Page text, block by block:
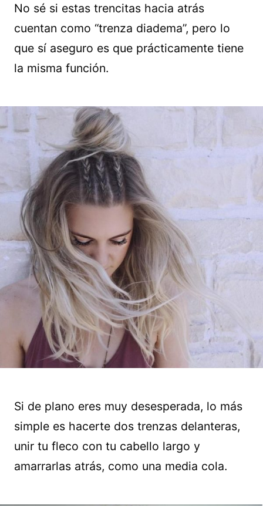
No sé si estas trencitas hacia atrás
cuentan como “trenza diadema”, pero lo
que sí aseguro es que prácticamente tiene
la misma función.
Si de plano eres muy desesperada, lo más
simple es hacerte dos trenzas delanteras,
unir tu fleco con tu cabello largo y
amarrarlas atrás, como una media cola.